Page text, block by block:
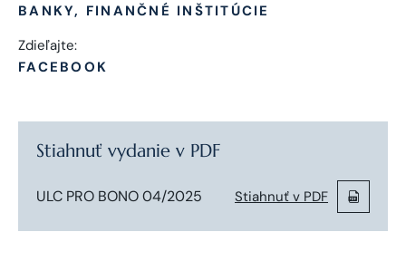
BANKY, FINANČNÉ INŠTITÚCIE
Zdieľajte:
FACEBOOK
Stiahnuť vydanie v PDF
ULC PRO BONO 04/2025 Stiahnuť v PDF